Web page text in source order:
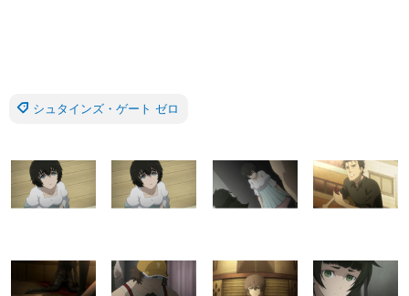
シュタインズ・ゲート ゼロ